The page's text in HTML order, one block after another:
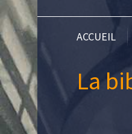
ACCUEIL
La